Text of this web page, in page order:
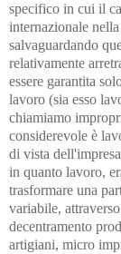
specifico in cui il
internazionale
salvaguardando
relativamente
essere garantita
lavoro (sia esso
chiamiamo
considerevole è
di vista
in quanto lavoro,
trasformare una
variabile,
decentramento
artigiani, micro